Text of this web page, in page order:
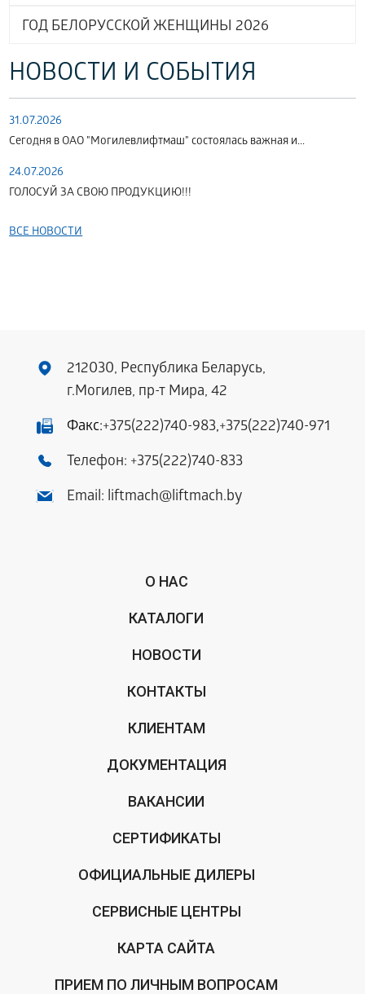
ГОД БЕЛОРУССКОЙ ЖЕНЩИНЫ 2026
НОВОСТИ И СОБЫТИЯ
31.07.2026
Сегодня в ОАО "Могилевлифтмаш" состоялась важная и...
24.07.2026
ГОЛОСУЙ ЗА СВОЮ ПРОДУКЦИЮ!!!
ВСЕ НОВОСТИ
212030, Республика Беларусь,
г.Могилев, пр-т Мира, 42
Факс:+375(222)740-983,+375(222)740-971
Телефон: +375(222)740-833
Email: liftmach@liftmach.by
О НАС
КАТАЛОГИ
НОВОСТИ
КОНТАКТЫ
КЛИЕНТАМ
ДОКУМЕНТАЦИЯ
ВАКАНСИИ
СЕРТИФИКАТЫ
ОФИЦИАЛЬНЫЕ ДИЛЕРЫ
СЕРВИСНЫЕ ЦЕНТРЫ
КАРТА САЙТА
ПРИЕМ ПО ЛИЧНЫМ ВОПРОСАМ